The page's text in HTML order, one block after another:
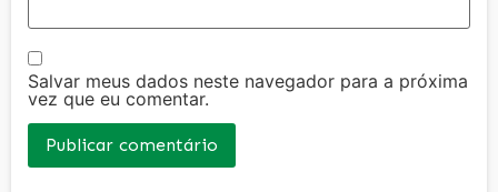
Salvar meus dados neste navegador para a próxima
vez que eu comentar.